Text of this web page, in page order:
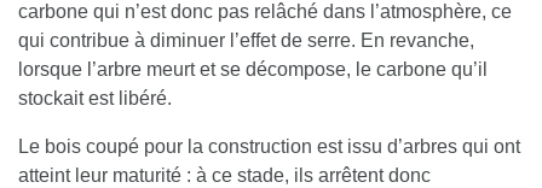
carbone qui n’est donc pas relâché dans l’atmosphère, ce
qui contribue à diminuer l’effet de serre. En revanche,
lorsque l’arbre meurt et se décompose, le carbone qu’il
stockait est libéré.
Le bois coupé pour la construction est issu d’arbres qui ont
atteint leur maturité : à ce stade, ils arrêtent donc